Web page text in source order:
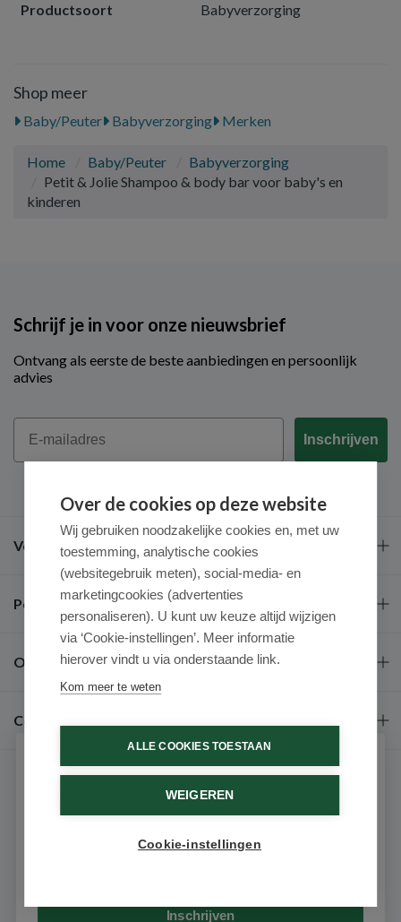
Productsoort
Babyverzorging
Shop meer
Baby/Peuter Babyverzorging Merken
Home Baby/Peuter
Babyverzorging
Petit & Jolie Shampoo & body bar voor baby's en
kinderen
Schrijf je in voor onze nieuwsbrief
Ontvang als eerste de beste aanbiedingen en persoonlijk
advies
Email
Inschrijven
Veel gestelde vragen
Populaire merken
Over ons
Contact
9.6 / 10 (531 beoordelingen)
Over de cookies op deze website
Wij gebruiken noodzakelijke cookies en, met uw
toestemming, analytische cookies
(websitegebruik meten), social-media- en
marketingcookies (advertenties
personaliseren). U kunt uw keuze altijd wijzigen
via ‘Cookie-instellingen’. Meer informatie
hierover vindt u via onderstaande link.
Kom meer te weten
ALLE COOKIES TOESTAAN
WEIGEREN
Cookie-instellingen
Schrijf je in voor onze nieuwsbrief
Ontvang als eerste de beste aanbiedingen en persoonlijk
advies
Inschrijven